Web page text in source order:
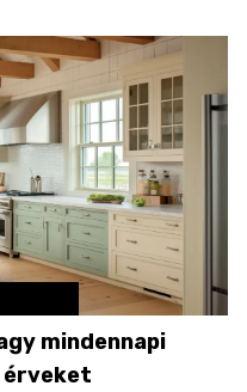
mindennapi
érveket